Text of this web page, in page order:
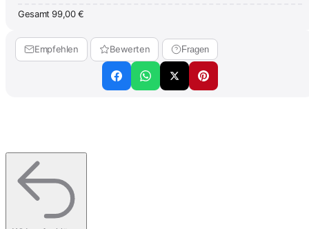
Gesamt 99,00 €
Empfehlen Bewerten Fragen